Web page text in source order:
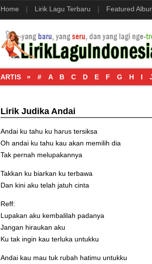
Home | Lirik Lagu Terbaru | Featured
ARTIS » # A B C D E F G H I
Lirik Judika Andai
Andai ku tahu ku harus tersiksa
Oh andai ku tahu kau akan memilih dia
Tak pernah melupakannya
Takkan ku biarkan ku terbawa
Dan kini aku telah jatuh cinta
Reff:
Lupakan aku kembalilah padanya
Jangan hiraukan aku
Ku tak ingin kau terluka untukku
Andai kau mau tuk rubah hatimu untukku